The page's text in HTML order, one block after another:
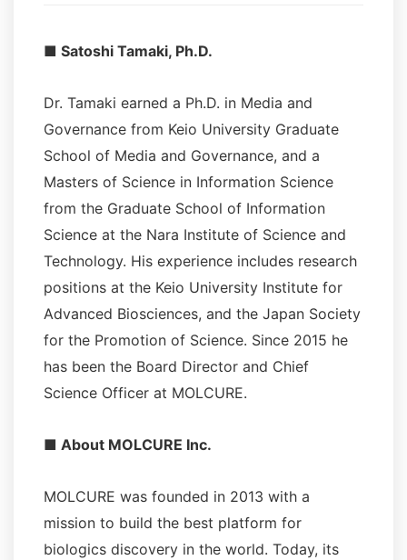
■ Satoshi Tamaki, Ph.D.
Dr. Tamaki earned a Ph.D. in Media and
Governance from Keio University Graduate
School of Media and Governance, and a
Masters of Science in Information Science
from the Graduate School of Information
Science at the Nara Institute of Science and
Technology. His experience includes research
positions at the Keio University Institute for
Advanced Biosciences, and the Japan Society
for the Promotion of Science. Since 2015 he
has been the Board Director and Chief
Science Officer at MOLCURE.
■ About MOLCURE Inc.
MOLCURE was founded in 2013 with a
mission to build the best platform for
biologics discovery in the world. Today, its